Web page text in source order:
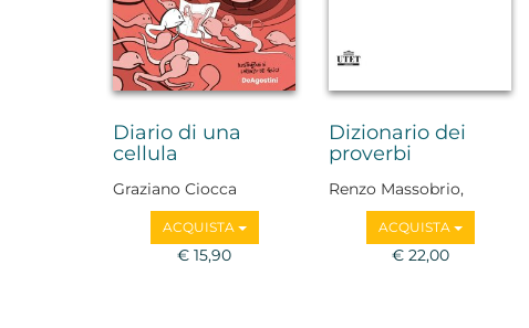
Diario di una
cellula
Graziano Ciocca
ACQUISTA
€ 15,90
Dizionario dei
proverbi
Renzo Massobrio,
Valter Boggione
ACQUISTA
€ 22,00